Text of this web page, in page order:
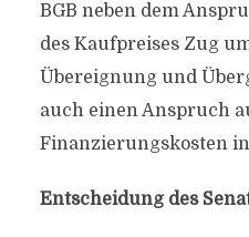
BGB neben dem
des Kaufpreises Zug
Übereignung und
auch einen Anspruch
Finanzierungskosten
Entscheidung des